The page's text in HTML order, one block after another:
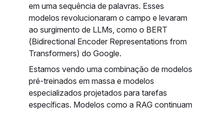
em uma sequência de palavras. Esses
modelos revolucionaram o campo e levaram
ao surgimento de LLMs, como o BERT
(Bidirectional Encoder Representations from
Transformers) do Google.
Estamos vendo uma combinação de modelos
pré-treinados em massa e modelos
especializados projetados para tarefas
específicas. Modelos como a RAG continuam